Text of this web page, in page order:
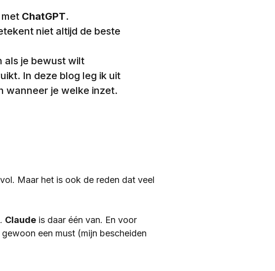
ChatGPT.
niet altijd de beste
als je bewust wilt
In deze blog leg ik uit
wanneer je welke inzet.
Maar het is ook de reden dat veel
Claude is daar één van. En voor
een must (mijn bescheiden